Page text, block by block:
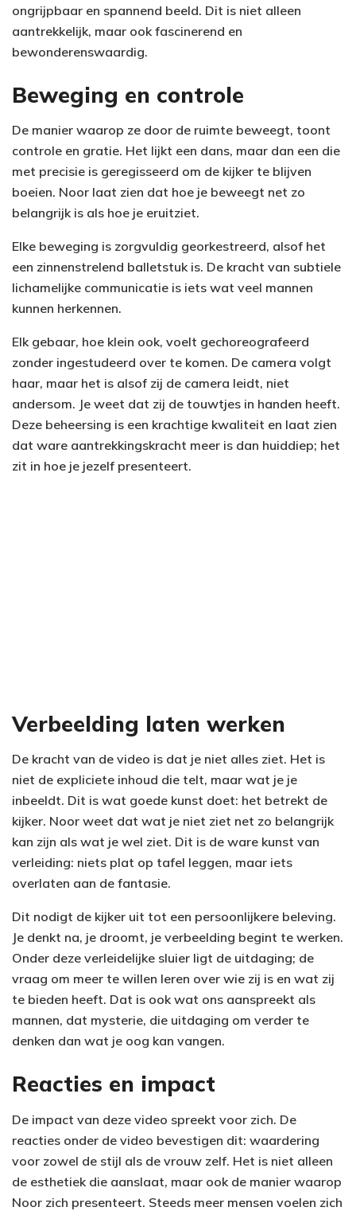
ongrijpbaar en spannend beeld. Dit is niet alleen
aantrekkelijk, maar ook fascinerend en
bewonderenswaardig.
Beweging en controle
De manier waarop ze door de ruimte beweegt, toont
controle en gratie. Het lijkt een dans, maar dan een die
met precisie is geregisseerd om de kijker te blijven
boeien. Noor laat zien dat hoe je beweegt net zo
belangrijk is als hoe je eruitziet.
Elke beweging is zorgvuldig georkestreerd, alsof het
een zinnenstrelend balletstuk is. De kracht van subtiele
lichamelijke communicatie is iets wat veel mannen
kunnen herkennen.
Elk gebaar, hoe klein ook, voelt gechoreografeerd
zonder ingestudeerd over te komen. De camera volgt
haar, maar het is alsof zij de camera leidt, niet
andersom. Je weet dat zij de touwtjes in handen heeft.
Deze beheersing is een krachtige kwaliteit en laat zien
dat ware aantrekkingskracht meer is dan huiddiep; het
zit in hoe je jezelf presenteert.
Verbeelding laten werken
De kracht van de video is dat je niet alles ziet. Het is
niet de expliciete inhoud die telt, maar wat je je
inbeeldt. Dit is wat goede kunst doet: het betrekt de
kijker. Noor weet dat wat je niet ziet net zo belangrijk
kan zijn als wat je wel ziet. Dit is de ware kunst van
verleiding: niets plat op tafel leggen, maar iets
overlaten aan de fantasie.
Dit nodigt de kijker uit tot een persoonlijkere beleving.
Je denkt na, je droomt, je verbeelding begint te werken.
Onder deze verleidelijke sluier ligt de uitdaging; de
vraag om meer te willen leren over wie zij is en wat zij
te bieden heeft. Dat is ook wat ons aanspreekt als
mannen, dat mysterie, die uitdaging om verder te
denken dan wat je oog kan vangen.
Reacties en impact
De impact van deze video spreekt voor zich. De
reacties onder de video bevestigen dit: waardering
voor zowel de stijl als de vrouw zelf. Het is niet alleen
de esthetiek die aanslaat, maar ook de manier waarop
Noor zich presenteert. Steeds meer mensen voelen zich